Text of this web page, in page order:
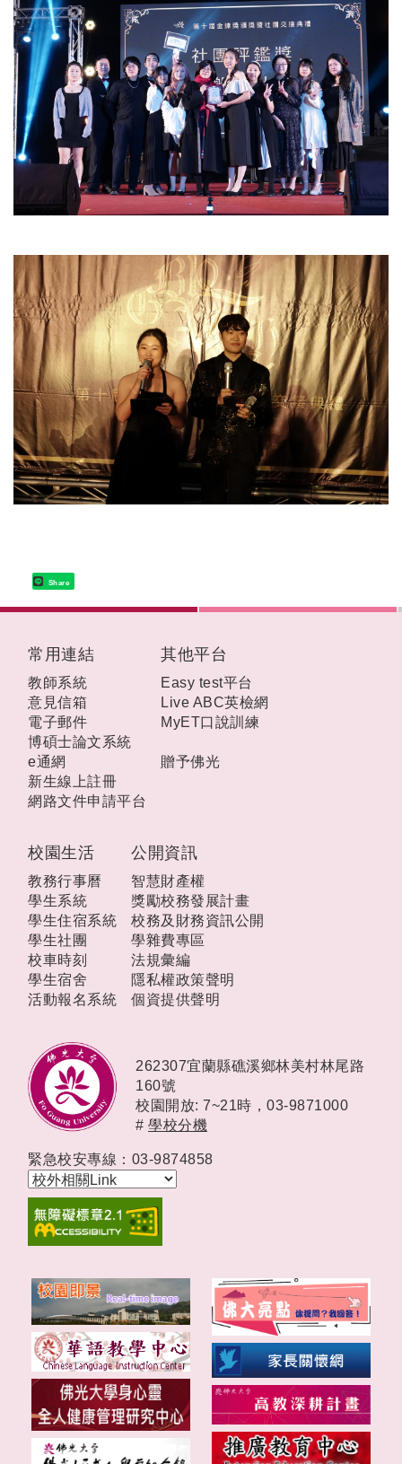
Share
校園生活
教務行事曆
學生系統
學生住宿系統
學生社團
校車時刻
學生宿舍
活動報名系統
公開資訊
智慧財產權
獎勵校務發展計畫
校務及財務資訊公開
學雜費專區
法規彙編
隱私權政策聲明
個資提供聲明
常用連結
教師系統
意見信箱
電子郵件
博碩士論文系統
e通網
新生線上註冊
網路文件申請平台
其他平台
Easy test平台
Live ABC英檢網
MyET口說訓練
贈予佛光
262307宜蘭縣礁溪鄉林美村林尾路
160號
校園開放: 7~21時， 03-9871000
# 學校分機
緊急校安專線：03-9874858